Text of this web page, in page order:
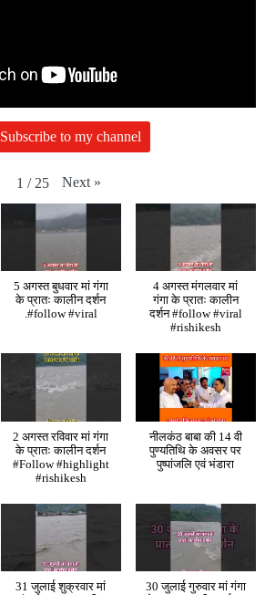
Subscribe to my channel
1 / 25 Next »
5 अगस्त बुधवार मां गंगा
के प्रातः कालीन दर्शन
.#follow #viral
4 अगस्त मंगलवार मां
गंगा के प्रातः कालीन
दर्शन #follow #viral
#rishikesh
2 अगस्त रविवार मां गंगा
के प्रातः कालीन दर्शन
#Follow #highlight
#rishikesh
नीलकंठ बाबा की 14 वी
पुण्यतिथि के अवसर पर
पुष्पांजलि एवं भंडारा
31 जुलाई शुक्रवार मां
30 जुलाई गुरुवार मां गंगा